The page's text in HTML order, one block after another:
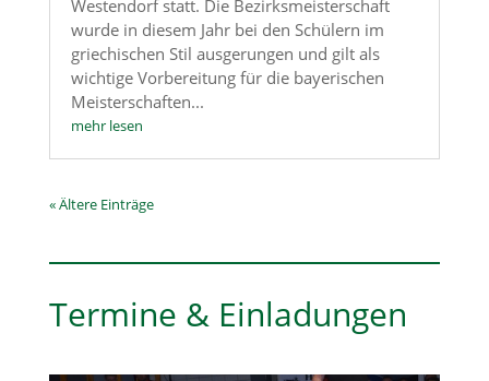
Westendorf statt. Die Bezirksmeisterschaft
wurde in diesem Jahr bei den Schülern im
griechischen Stil ausgerungen und gilt als
wichtige Vorbereitung für die bayerischen
Meisterschaften...
mehr lesen
« Ältere Einträge
Termine & Einladungen